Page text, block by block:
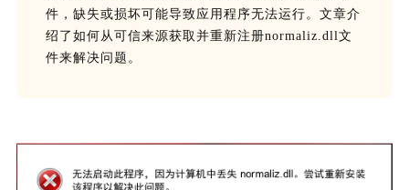
件，缺失或损坏可能导致应用程序无法运行。文章介
绍了如何从可信来源获取并重新注册normaliz.dll文
件来解决问题。